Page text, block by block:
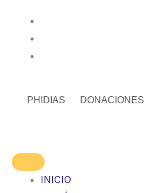
content
PHIDIAS DONACIONES
INICIO